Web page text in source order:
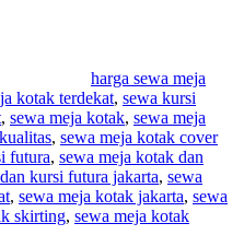
harga sewa meja
kotak terdekat, sewa kursi
, sewa meja kotak, sewa meja
, sewa meja kotak cover
futura, sewa meja kotak dan
kursi futura jakarta, sewa
, sewa meja kotak jakarta, sewa
skirting, sewa meja kotak